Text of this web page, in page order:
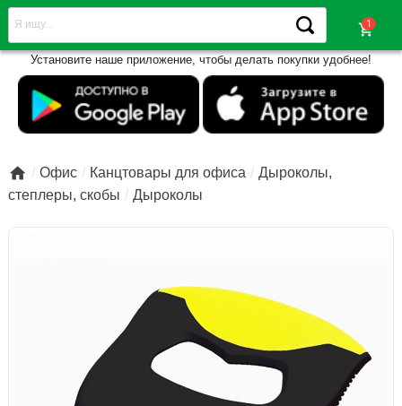
shopping_cart
Установите наше приложение, чтобы делать покупки удобнее!
 Офис Канцтовары для офиса
Дыроколы,
степлеры, скобы
Дыроколы